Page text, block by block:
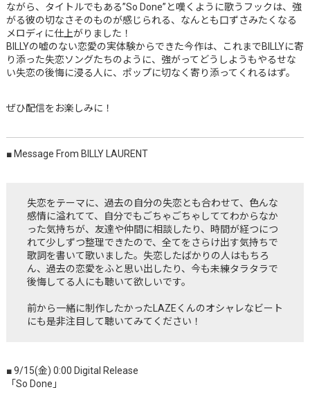
ながら、タイトルでもある”So Done”と嘆くように歌うフックは、強
がる彼の切なさそのものが感じられる、なんとも口ずさみたくなる
メロディに仕上がりました！
BILLYの嘘のない恋愛の実体験からできた今作は、これまでBILLYに寄
り添った失恋ソングたちのように、強がってどうしようもやるせな
い失恋の後悔に浸る人に、ポップに切なく寄り添ってくれるはず。
ぜひ配信をお楽しみに！
■ Message From BILLY LAURENT
失恋をテーマに、過去の自分の失恋とも合わせて、色んな
感情に溢れてて、自分でもごちゃごちゃしててわからなか
った気持ちが、友達や仲間に相談したり、時間が経つにつ
れて少しずつ整理できたので、全てをさらけ出す気持ちで
歌詞を書いて歌いました。失恋したばかりの人はもちろ
ん、過去の恋愛をふと思い出したり、今も未練タラタラで
後悔してる人にも聴いて欲しいです。
前から一緒に制作したかったLAZEくんのオシャレなビート
にも是非注目して聴いてみてください！
■ 9/15(金) 0:00 Digital Release
「So Done」